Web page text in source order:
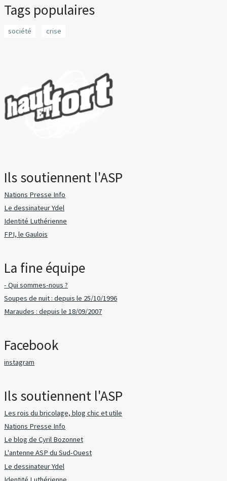
Tags populaires
société crise
Ils soutiennent l'ASP
Nations Presse Info
Le dessinateur Ydel
Identité Luthérienne
FPI, le Gaulois
La fine équipe
- Qui sommes-nous ?
Soupes de nuit : depuis le 25/10/1996
Maraudes : depuis le 18/09/2007
Facebook
instagram
Ils soutiennent l'ASP
Les rois du bricolage, blog chic et utile
Nations Presse Info
Le blog de Cyril Bozonnet
L'antenne ASP du Sud-Ouest
Le dessinateur Ydel